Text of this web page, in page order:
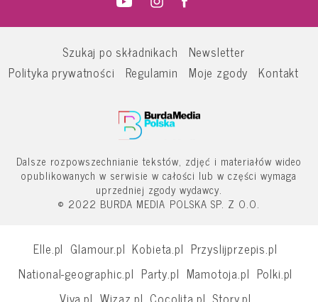
Szukaj po składnikach
Newsletter
Polityka prywatności
Regulamin Moje zgody Kontakt
Dalsze rozpowszechnianie tekstów, zdjęć i materiałów wideo
opublikowanych w serwisie w całości lub w części wymaga
uprzedniej zgody wydawcy.
© 2022 BURDA MEDIA POLSKA SP. Z O.O.
Elle.pl Glamour.pl Kobieta.pl Przyslijprzepis.pl
National-geographic.pl Party.pl Mamotoja.pl Polki.pl
Viva.pl Wizaz.pl Cocolita.pl Story.pl